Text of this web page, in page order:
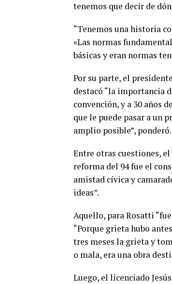
tenemos que decir de
“Tenemos una historia
«Las normas
básicas y eran normas
Por su parte, el
destacó “la importancia
convención, y a 30 años
que le puede pasar a un
amplio posible”, ponderó.
Entre otras cuestiones,
reforma del 94 fue el
amistad cívica y
ideas”.
Aquello, para Rosatti
“Porque grieta hubo
tres meses la grieta y
o mala, era una obra
Luego, el licenciado